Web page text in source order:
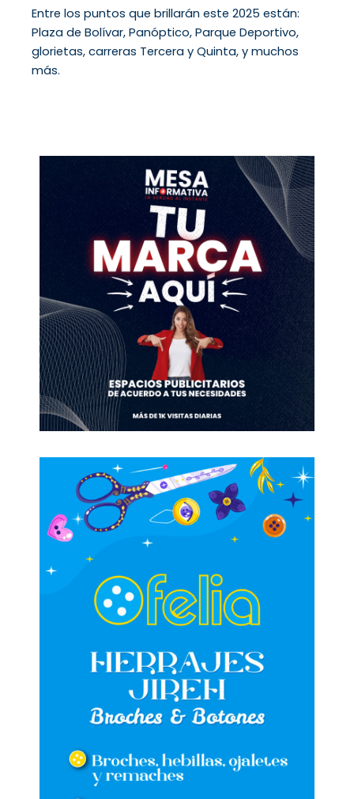
Entre los puntos que brillarán este 2025 están:
Plaza de Bolívar, Panóptico, Parque Deportivo,
glorietas, carreras Tercera y Quinta, y muchos
más.